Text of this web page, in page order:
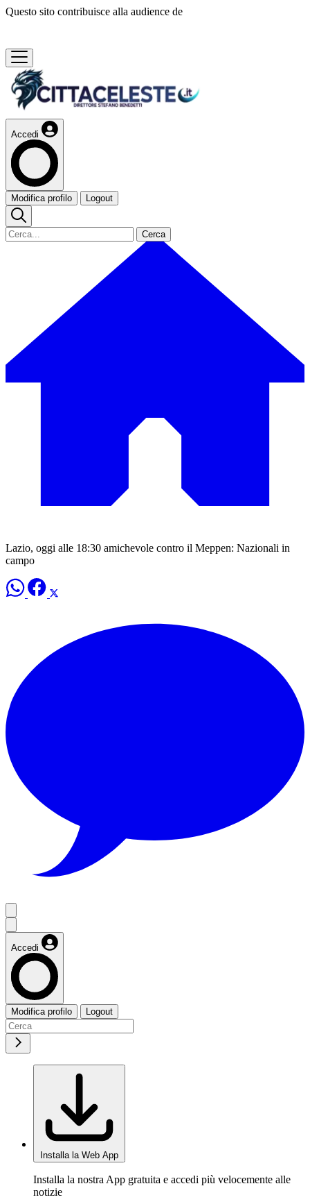
Questo sito contribuisce alla audience de
Accedi
Modifica profilo Logout
Cerca
Lazio, oggi alle 18:30 amichevole contro il Meppen: Nazionali in
campo
Accedi
Modifica profilo Logout
Installa la Web App
Installa la nostra App gratuita e accedi più velocemente alle
notizie